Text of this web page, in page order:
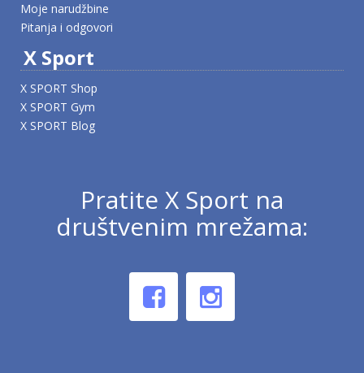
Moje narudžbine
Pitanja i odgovori
X Sport
X SPORT Shop
X SPORT Gym
X SPORT Blog
Pratite X Sport na
društvenim mrežama: